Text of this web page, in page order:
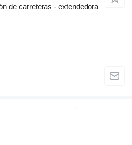
de carreteras - extendedora